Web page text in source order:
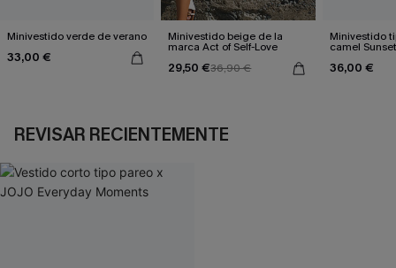
Minivestido verde de verano
33,00 €
Minivestido beige de la
marca Act of Self-Love
29,50 €36,90 €
Minivestido
camel
36,00 €
REVISAR RECIENTEMENTE